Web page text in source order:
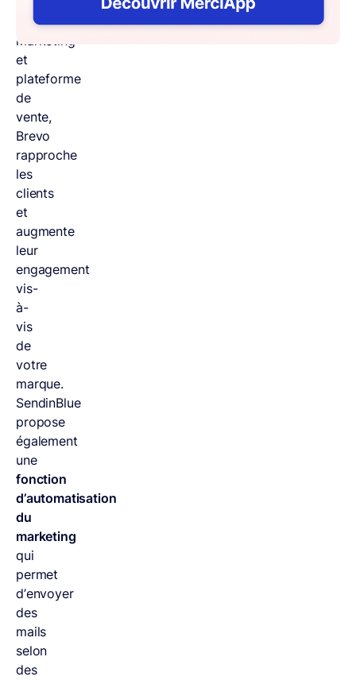
campagnes
marketing
et
plateforme
de
vente,
Brevo
rapproche
les
clients
et
augmente
leur
engagement
vis-
à-
vis
de
votre
marque.
SendinBlue
propose
également
une
fonction
d’automatisation
du
marketing
qui
permet
d’envoyer
des
mails
selon
des